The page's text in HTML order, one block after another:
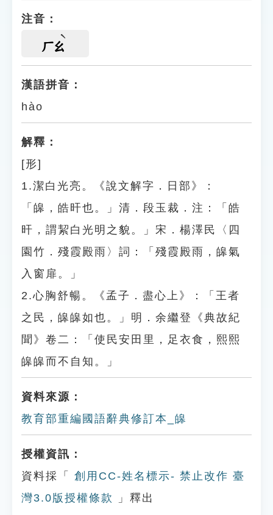
注音：
ㄏㄠ
漢語拼音：
hào
解釋：
[形]
1.潔白光亮。《說文解字．日部》：
「皞，皓旰也。」清．段玉裁．注：「皓
旰，謂絜白光明之貌。」宋．楊澤民〈四
園竹．殘霞殿雨〉詞：「殘霞殿雨，皞氣
入窗扉。」
2.心胸舒暢。《孟子．盡心上》：「王者
之民，皞皞如也。」明．余繼登《典故紀
聞》卷二：「使民安田里，足衣食，熙熙
皞皞而不自知。」
資料來源：
教育部重編國語辭典修訂本_皞
授權資訊：
資料採「
創用CC-姓名標示- 禁止改作 臺
灣3.0版授權條款
」釋出